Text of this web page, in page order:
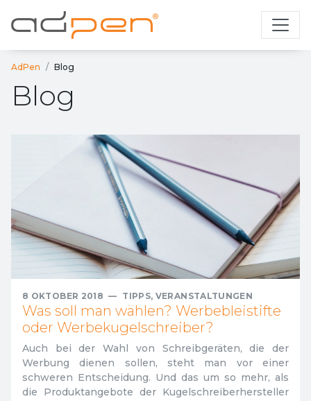
AdPen Blog
Blog
8 OKTOBER 2018 — TIPPS, VERANSTALTUNGEN
Was soll man wählen? Werbebleistifte
oder Werbekugelschreiber?
Auch bei der Wahl von Schreibgeräten, die der
Werbung dienen sollen, steht man vor einer
schweren Entscheidung. Und das um so mehr, als
die Produktangebote der Kugelschreiberhersteller